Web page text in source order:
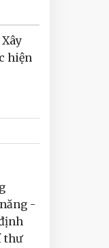
hiện
-
thư